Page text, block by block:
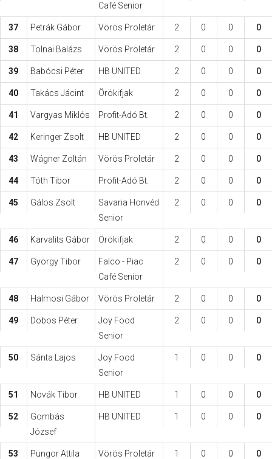
Café Senior
37 Petrák Gábor Vörös Proletár 2 0 0 0
38 Tolnai Balázs Vörös Proletár 2 0 0 0
39 Babócsi Péter HB UNITED 2 0 0 0
40 Takács Jácint Örökifjak 2 0 0 0
41 Vargyas Miklós Profit-Adó Bt. 2 0 0 0
42 Keringer Zsolt HB UNITED 2 0 0 0
43 Wágner Zoltán Vörös Proletár 2 0 0 0
44 Tóth Tibor Profit-Adó Bt. 2 0 0 0
45 Gálos Zsolt
Savaria Honvéd
Senior
2 0 0 0
46 Karvalits Gábor Örökifjak 2 0 0 0
47 György Tibor
Falco - Piac
Café Senior
2 0 0 0
48 Halmosi Gábor Vörös Proletár 2 0 0 0
49 Dobos Péter
Joy Food
Senior
2 0 0 0
50 Sánta Lajos
Joy Food
Senior
1 0 0 0
51 Novák Tibor HB UNITED 1 0 0 0
52
Gombás
József
HB UNITED 1 0 0 0
53 Pungor Attila Vörös Proletár 1 0 0 0